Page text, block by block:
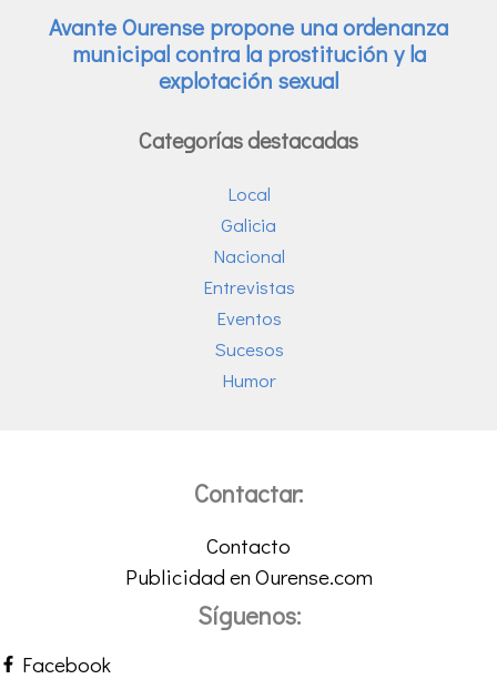
Categorías destacadas
Local
Galicia
Nacional
Entrevistas
Eventos
Sucesos
Humor
Contactar:
Contacto
Publicidad en Ourense.com
Síguenos:
Facebook